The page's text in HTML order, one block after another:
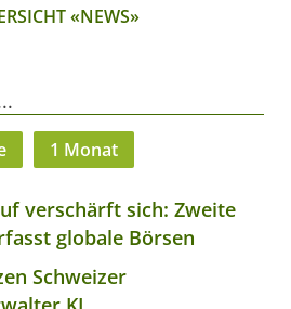
«NEWS»
1 Monat
verschärft sich: Zweite
globale Börsen
Schweizer